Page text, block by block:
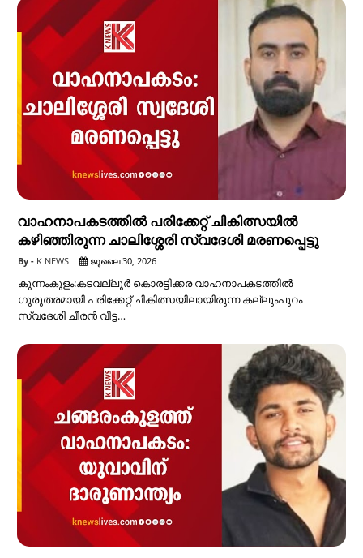
വാഹനാപകടത്തിൽ പരിക്കേറ്റ് ചികിത്സയിൽ
കഴിഞ്ഞിരുന്ന ചാലിശ്ശേരി സ്വദേശി മരണപ്പെട്ടു
K NEWS ജൂലൈ 30, 2026
കുന്നംകുളം:കടവല്ലൂർ കൊരട്ടിക്കര വാഹനാപകടത്തിൽ
ഗുരുതരമായി പരിക്കേറ്റ് ചികിത്സയിലായിരുന്ന കല്ലുംപുറം
സ്വദേശി ചീരൻ വീട്ട…